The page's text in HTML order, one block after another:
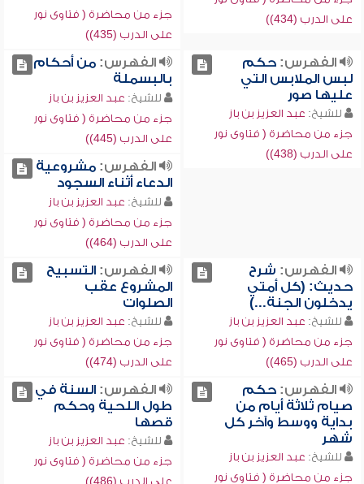
على الدرب (434))
جزء من محاضرة ( فتاوى نور
على الدرب (435))
الفهرس:حكم
لبس الملابس التي
عليها صور
للشيخ: عبد العزيز بن باز
جزء من محاضرة ( فتاوى نور
على الدرب (438))
الفهرس:من أحكام
بالبسملة
للشيخ: عبد العزيز بن باز
جزء من محاضرة ( فتاوى نور
على الدرب (445))
الفهرس:مشروعية
الدعاء أثناء السجود
للشيخ: عبد العزيز بن باز
جزء من محاضرة ( فتاوى نور
على الدرب (464))
الفهرس: شرح
حديث: (كل أمتي
يدخلون الجنة...)
للشيخ: عبد العزيز بن باز
جزء من محاضرة ( فتاوى نور
على الدرب (465))
الفهرس:التسبيح
المشروع عقب
الصلوات
للشيخ: عبد العزيز بن باز
جزء من محاضرة ( فتاوى نور
على الدرب (474))
الفهرس:حكم
صيام ثلاثة أيام من
بداية ووسط وآخر كل
شهر
للشيخ: عبد العزيز بن باز
جزء من محاضرة ( فتاوى نور
الفهرس:السنة في
طول اللحية وحكم
قصها
للشيخ: عبد العزيز بن باز
جزء من محاضرة ( فتاوى نور
على الدرب (486))